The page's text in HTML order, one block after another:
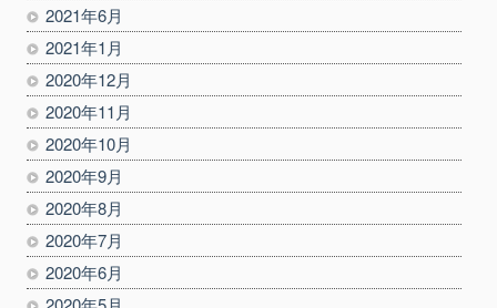
2021年6月
2021年1月
2020年12月
2020年11月
2020年10月
2020年9月
2020年8月
2020年7月
2020年6月